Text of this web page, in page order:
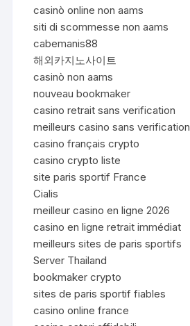
casinò online non aams
siti di scommesse non aams
cabemanis88
해외카지노사이트
casinò non aams
nouveau bookmaker
casino retrait sans verification
meilleurs casino sans verification
casino français crypto
casino crypto liste
site paris sportif France
Cialis
meilleur casino en ligne 2026
casino en ligne retrait immédiat
meilleurs sites de paris sportifs
Server Thailand
bookmaker crypto
sites de paris sportif fiables
casino online france